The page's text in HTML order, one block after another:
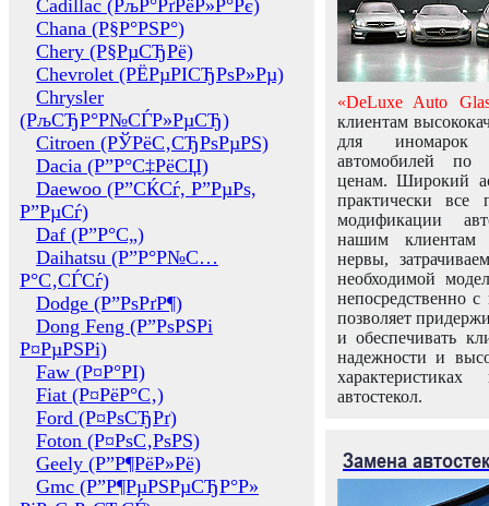
Cadillac (РљР°РґРёР»Р°Рє)
Chana (Р§Р°РЅР°)
Chery (Р§РµСЂРё)
Chevrolet (РЁРµРІСЂРѕР»Рµ)
Chrysler
(РљСЂР°Р№СЃР»РµСЂ)
Citroen (РЎРёС‚СЂРѕРµРЅ)
Dacia (Р”Р°С‡РёСЏ)
Daewoo (Р”СЌСѓ, Р”РµРѕ,
Р”РµСѓ)
Daf (Р”Р°С„)
Daihatsu (Р”Р°Р№С…
Р°С‚СЃСѓ)
Dodge (Р”РѕРґР¶)
Dong Feng (Р”РѕРЅРі
Р¤РµРЅРі)
Faw (Р¤Р°РІ)
Fiat (Р¤РёР°С‚)
Ford (Р¤РѕСЂРґ)
Foton (Р¤РѕС‚РѕРЅ)
Geely (Р”Р¶РёР»Рё)
Gmc (Р”Р¶РµРЅРµСЂР°Р»
«DeLuxe Auto
клиентам
для иномарок
автомобилей
ценам. Широкий
практически все
модификации
нашим клиентам
нервы,
необходимой
непосредственно
позволяет
и обеспечивать
надежности и
автостекол.
Замена